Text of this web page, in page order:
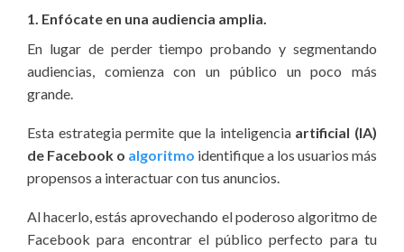
1. Enfócate en una audiencia amplia.
En lugar de perder tiempo probando y segmentando
audiencias, comienza con un público un poco más
grande.
Esta estrategia permite que la inteligencia artificial (IA)
de Facebook o algoritmo identifique a los usuarios más
propensos a interactuar con tus anuncios.
Al hacerlo, estás aprovechando el poderoso algoritmo de
Facebook para encontrar el público perfecto para tu